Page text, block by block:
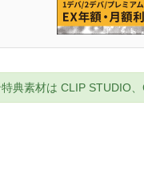
典素材は CLIP STUDIO